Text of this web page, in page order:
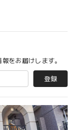
をお届けします。
登録